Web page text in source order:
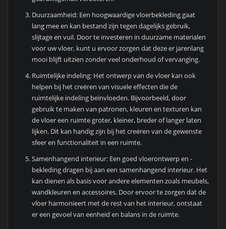
Duurzaamheid: Een hoogwaardige vloerbekleding gaat
lang mee en kan bestand zijn tegen dagelijks gebruik,
slijtage en vuil. Door te investeren in duurzame materialen
voor uw vloer, kunt u ervoor zorgen dat deze er jarenlang
mooi blijft uitzien zonder veel onderhoud of vervanging.
Ruimtelijke indeling: Het ontwerp van de vloer kan ook
helpen bij het creëren van visuele effecten die de
ruimtelijke indeling beïnvloeden. Bijvoorbeeld, door
gebruik te maken van patronen, kleuren en texturen kan
de vloer een ruimte groter, kleiner, breder of langer laten
lijken. Dit kan handig zijn bij het creëren van de gewenste
sfeer en functionaliteit in een ruimte.
Samenhangend interieur: Een goed vloerontwerp en -
bekleding dragen bij aan een samenhangend interieur. Het
kan dienen als basis voor andere elementen zoals meubels,
wandkleuren en accessoires. Door ervoor te zorgen dat de
vloer harmonieert met de rest van het interieur, ontstaat
er een gevoel van eenheid en balans in de ruimte.